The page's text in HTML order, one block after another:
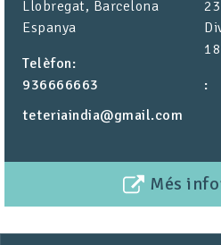
Llobregat, Barcelona
Espanya
Telèfon
936666663
teteriaindia@gmail.com
Més